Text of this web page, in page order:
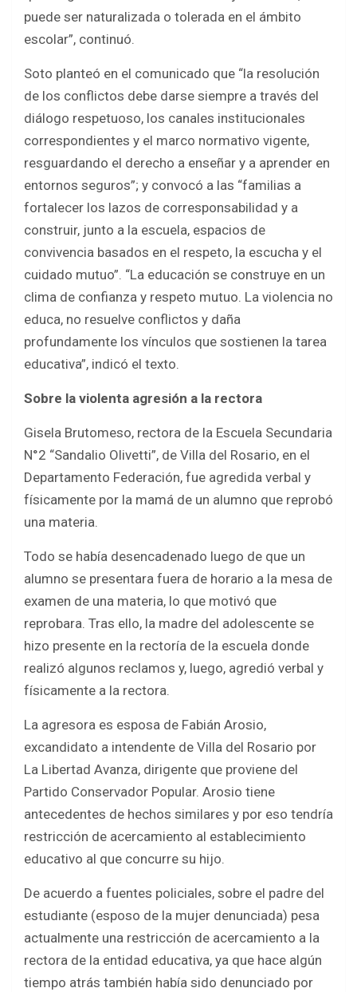
puede ser naturalizada o tolerada en el ámbito
escolar”, continuó.
Soto planteó en el comunicado que “la resolución
de los conflictos debe darse siempre a través del
diálogo respetuoso, los canales institucionales
correspondientes y el marco normativo vigente,
resguardando el derecho a enseñar y a aprender en
entornos seguros”; y convocó a las “familias a
fortalecer los lazos de corresponsabilidad y a
construir, junto a la escuela, espacios de
convivencia basados en el respeto, la escucha y el
cuidado mutuo”. “La educación se construye en un
clima de confianza y respeto mutuo. La violencia no
educa, no resuelve conflictos y daña
profundamente los vínculos que sostienen la tarea
educativa”, indicó el texto.
Sobre la violenta agresión a la rectora
Gisela Brutomeso, rectora de la Escuela Secundaria
N°2 “Sandalio Olivetti”, de Villa del Rosario, en el
Departamento Federación, fue agredida verbal y
físicamente por la mamá de un alumno que reprobó
una materia.
Todo se había desencadenado luego de que un
alumno se presentara fuera de horario a la mesa de
examen de una materia, lo que motivó que
reprobara. Tras ello, la madre del adolescente se
hizo presente en la rectoría de la escuela donde
realizó algunos reclamos y, luego, agredió verbal y
físicamente a la rectora.
La agresora es esposa de Fabián Arosio,
excandidato a intendente de Villa del Rosario por
La Libertad Avanza, dirigente que proviene del
Partido Conservador Popular. Arosio tiene
antecedentes de hechos similares y por eso tendría
restricción de acercamiento al establecimiento
educativo al que concurre su hijo.
De acuerdo a fuentes policiales, sobre el padre del
estudiante (esposo de la mujer denunciada) pesa
actualmente una restricción de acercamiento a la
rectora de la entidad educativa, ya que hace algún
tiempo atrás también había sido denunciado por